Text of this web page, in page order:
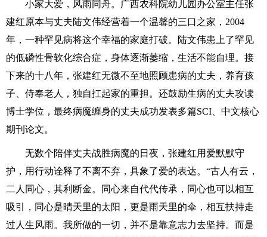
小家大爱，风雨同舟。广西农科院幼儿园办公室主任张
建红原本与丈夫陆文伟经营着一个温馨的三口之家，2004
年，一种罕见病将这个幸福的家庭打破。陆文伟患上了罕见
的低磷性骨软化综合症，身体逐渐萎缩，生活不能自理。接
下来的十八年，张建红无微不至地照顾患病的丈夫，养育孩
子、侍奉老人，独自扛起家的重担。还鼓励生病的丈夫攻读
博士学位，最终病魔缠身的丈夫成功发表多篇SCI、中文核心
期刊论文。
无数个陪伴丈夫战胜病魔的日夜，张建红用爱默默守
护，用行动诠释了不离不弃，具象了爱的表达。“古人有云，
二人同心，其利断金。同心来自代代传承，同心也可以相互
吸引，同心是晴天里的太阳，更是雨天里的伞，相互扶持走
过人生风雨。我所做的一切，并不是靠意志力去坚持。而是